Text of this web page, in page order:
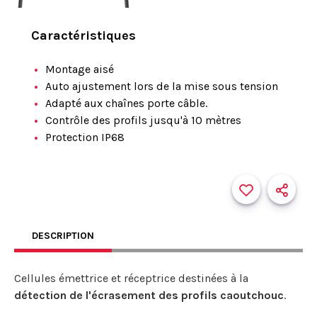
Caractéristiques
Montage aisé
Auto ajustement lors de la mise sous tension
Adapté aux chaînes porte câble.
Contrôle des profils jusqu'à 10 mètres
Protection IP68
DESCRIPTION
Cellules émettrice et réceptrice destinées à la
détection de l'écrasement des profils caoutchouc.